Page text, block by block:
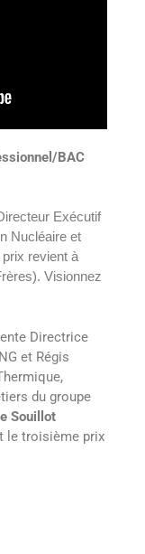
BAC
Exécutif
Nucléaire et
revient à
Visionnez
Directrice
et Régis
du groupe
Souillot
le troisième prix